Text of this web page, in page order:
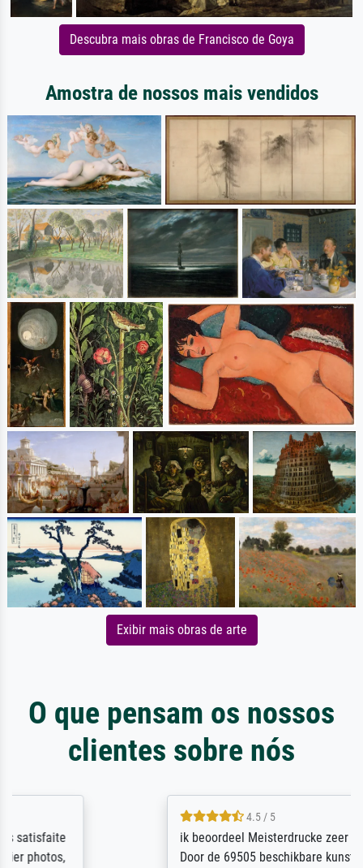
Descubra mais obras de Francisco de Goya
Amostra de nossos mais vendidos
Exibir mais obras de arte
O que pensam os nossos
clientes sobre nós
ik beoordeel Meisterdrucke zeer positief.
Door de 69505 beschikbare kunstenaars